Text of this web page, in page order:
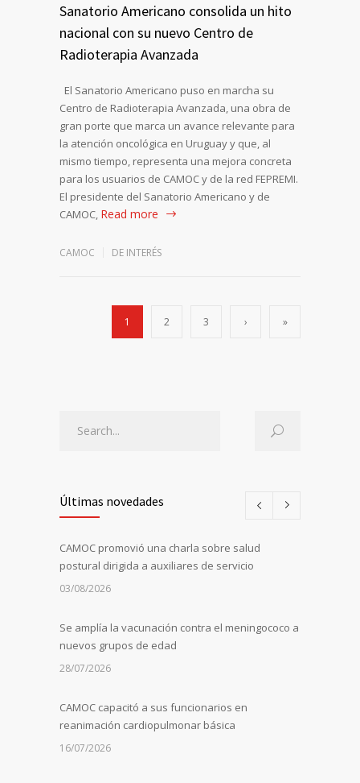
Sanatorio Americano consolida un hito
nacional con su nuevo Centro de
Radioterapia Avanzada
El Sanatorio Americano puso en marcha su
Centro de Radioterapia Avanzada, una obra de
gran porte que marca un avance relevante para
la atención oncológica en Uruguay y que, al
mismo tiempo, representa una mejora concreta
para los usuarios de CAMOC y de la red FEPREMI.
El presidente del Sanatorio Americano y de
CAMOC, Read more
CAMOC DE INTERÉS
1 2 3 › »
Últimas novedades
CAMOC promovió una charla sobre salud
postural dirigida a auxiliares de servicio
03/08/2026
Se amplía la vacunación contra el meningococo a
nuevos grupos de edad
28/07/2026
CAMOC capacitó a sus funcionarios en
reanimación cardiopulmonar básica
16/07/2026